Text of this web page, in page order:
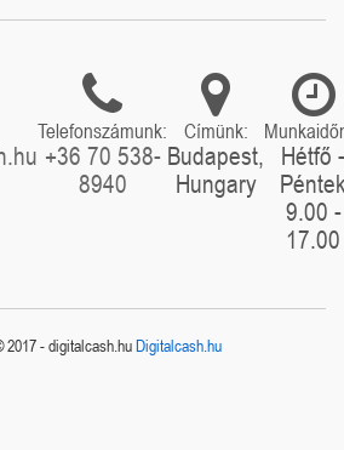
Telefonszámunk:
+36 70 538-
8940
Címünk:
Budapest,
Hungary
Hétfő -
9.00 -
17.00
2017 - digitalcash.huDigitalcash.hu